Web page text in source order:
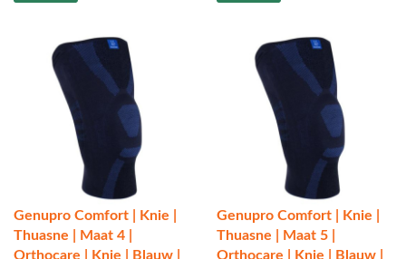
Genupro Comfort | Knie |
Thuasne | Maat 4 |
Orthocare | Knie | Blauw |
Genupro Comfort | Knie |
Thuasne | Maat 5 |
Orthocare | Knie | Blauw |